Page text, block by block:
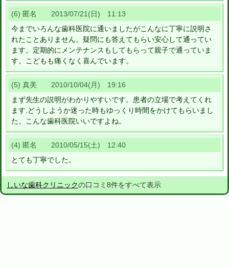
(6) 匿名 2013/07/21(日) 11:13
今までいろんな歯科医院に通いましたがこんなに丁寧に説明さ
れたことありません。疑問にも答えてもらい安心して通ってい
ます。定期的にメンテナンスもしてもらって親子で通っていま
す。こどもも痛くなく喜んでいます。
(5) 真美 2010/10/04(月) 19:16
まず先生の説明がわかりやすいです。患者の立場で考えてくれ
ます.どうしようか迷った時もゆっくり時間をかけてもらいまし
た。こんな歯科医院いいですよね。
(4) 匿名 2010/05/15(土) 12:40
とても丁寧でした。
しいな歯科クリニックの口コミ8件をすべて表示